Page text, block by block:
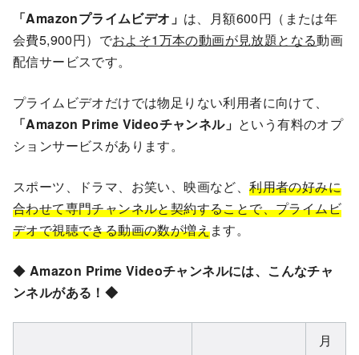
「Amazonプライムビデオ」 は、月額600円（または年
会費5,900円）でおよそ1万本の動画が見放題となる動画
配信サービスです。
プライムビデオだけでは物足りない利用者に向けて、
「Amazon Prime Videoチャンネル」 という有料のオプ
ションサービスがあります。
スポーツ、ドラマ、お笑い、映画など、利用者の好みに
合わせて専門チャンネルと契約することで、プライムビ
デオで視聴できる動画の数が増えます。
◆ Amazon Prime Videoチャンネルには、こんなチャ
ンネルがある！◆
月